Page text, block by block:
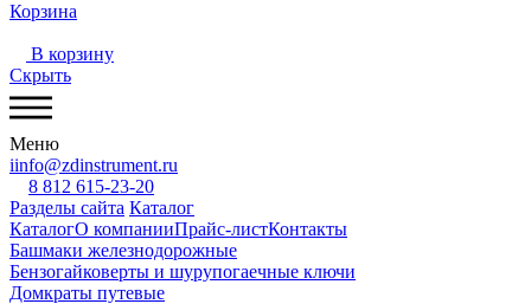
Корзина
В корзину
Скрыть
Меню
iinfo@zdinstrument.ru
8 812 615-23-20
Разделы сайта Каталог
КаталогО компанииПрайс-листКонтакты
Башмаки железнодорожные
Бензогайковерты и шурупогаечные ключи
Домкраты путевые